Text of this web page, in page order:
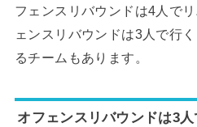
フェンスリバウンドは4人で
ェンスリバウンドは3人で行
るチームもあります。
オフェンスリバウンドは3人